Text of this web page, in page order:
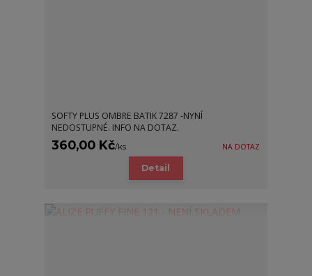
SOFTY PLUS OMBRE BATIK 7287 -NYNÍ
NEDOSTUPNÉ. INFO NA DOTAZ.
360,00 Kč/ks NA DOTAZ
Detail